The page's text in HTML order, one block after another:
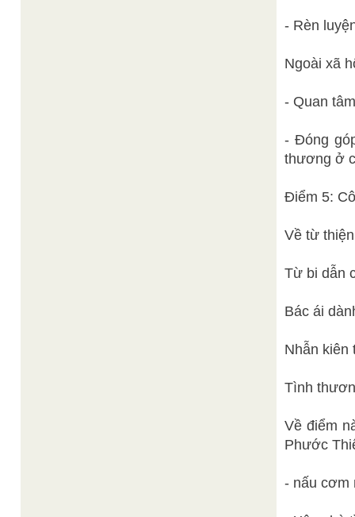
- Rèn
Ngoài xã
- Quan
- Đóng
thương ở
Điểm 5:
Về từ
Từ bi dẫn
Bác ái
Nhẫn kiên
Tình
Về điểm
Phước
- nấu cơm